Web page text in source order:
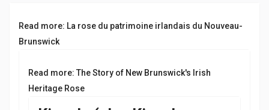
Read more: La rose du patrimoine irlandais du Nouveau-
Brunswick
Read more: The Story of New Brunswick's Irish
Heritage Rose